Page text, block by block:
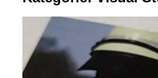
umschalten